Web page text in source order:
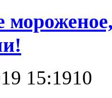
15:1910